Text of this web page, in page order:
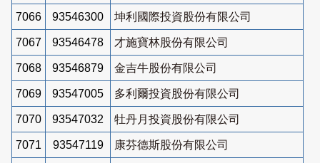
7066 93546300 坤利國際投資股份有限公司
7067 93546478 才施寶林股份有限公司
7068 93546879 金吉牛股份有限公司
7069 93547005 多利爾投資股份有限公司
7070 93547032 牡丹月投資股份有限公司
7071 93547119 康芬德斯股份有限公司